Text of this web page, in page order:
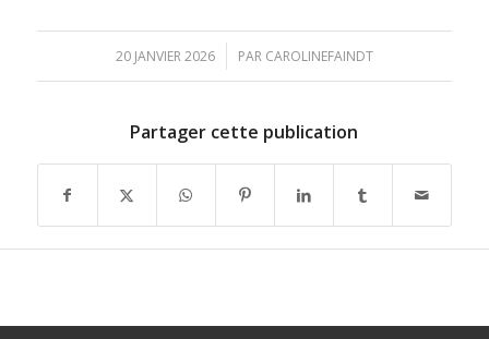
20 JANVIER 2026
/ PAR CAROLINEFAINDT
Partager cette publication